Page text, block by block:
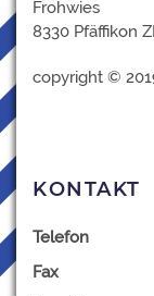
Frohwies
8330 Pfäffikon
copyright ©
KONTAKT
Telefon
Fax